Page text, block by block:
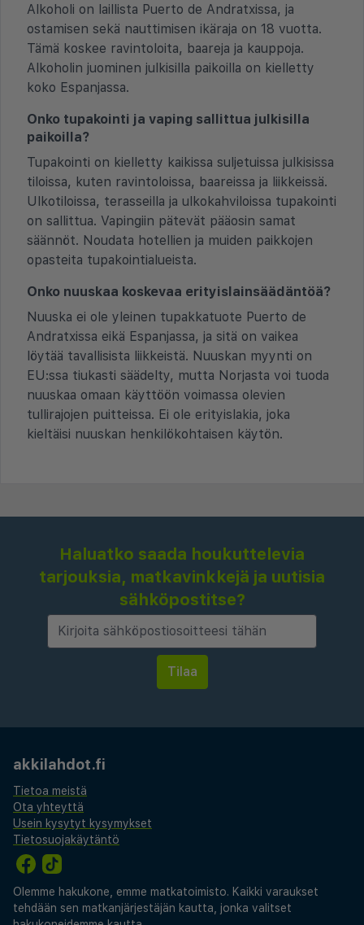
Alkoholi on laillista Puerto de Andratxissa, ja
ostamisen sekä nauttimisen ikäraja on 18 vuotta.
Tämä koskee ravintoloita, baareja ja kauppoja.
Alkoholin juominen julkisilla paikoilla on kielletty
koko Espanjassa.
Onko tupakointi ja vaping sallittua julkisilla
paikoilla?
Tupakointi on kielletty kaikissa suljetuissa julkisissa
tiloissa, kuten ravintoloissa, baareissa ja liikkeissä.
Ulkotiloissa, terasseilla ja ulkokahviloissa tupakointi
on sallittua. Vapingiin pätevät pääosin samat
säännöt. Noudata hotellien ja muiden paikkojen
opasteita tupakointialueista.
Onko nuuskaa koskevaa erityislainsäädäntöä?
Nuuska ei ole yleinen tupakkatuote Puerto de
Andratxissa eikä Espanjassa, ja sitä on vaikea
löytää tavallisista liikkeistä. Nuuskan myynti on
EU:ssa tiukasti säädelty, mutta Norjasta voi tuoda
nuuskaa omaan käyttöön voimassa olevien
tullirajojen puitteissa. Ei ole erityislakia, joka
kieltäisi nuuskan henkilökohtaisen käytön.
Haluatko saada houkuttelevia
tarjouksia, matkavinkkejä ja uutisia
sähköpostitse?
akkilahdot.fi
Tietoa meistä
Ota yhteyttä
Usein kysytyt kysymykset
Tietosuojakäytäntö
Olemme hakukone, emme matkatoimisto. Kaikki varaukset
tehdään sen matkanjärjestäjän kautta, jonka valitset